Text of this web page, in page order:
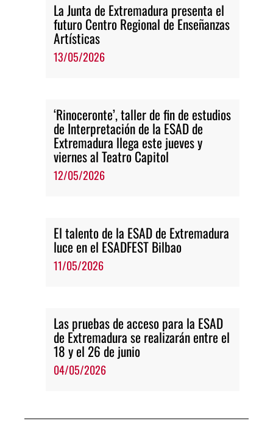
La Junta de Extremadura presenta el
futuro Centro Regional de Enseñanzas
Artísticas
13/05/2026
‘Rinoceronte’, taller de fin de estudios
de Interpretación de la ESAD de
Extremadura llega este jueves y
viernes al Teatro Capitol
12/05/2026
El talento de la ESAD de Extremadura
luce en el ESADFEST Bilbao
11/05/2026
Las pruebas de acceso para la ESAD
de Extremadura se realizarán entre el
18 y el 26 de junio
04/05/2026